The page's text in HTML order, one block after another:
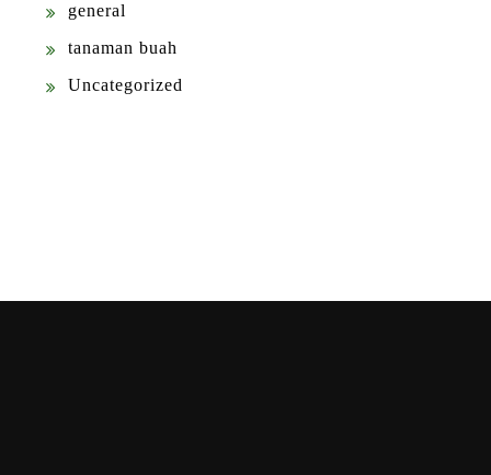
general
tanaman buah
Uncategorized